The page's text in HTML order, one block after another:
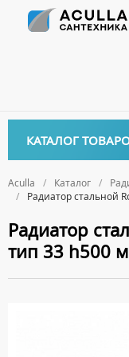
Aculla Каталог
Радиатор стальной
Радиатор
тип 33 h500
КАТАЛОГ
ДЕРЖАТЕЛИ
ДИСПЕНСЕРЫ
ДОЗАТОРЫ ДЛЯ
Биде
НАПОЛЬНЫЕ БИДЕ
ПОДВЕСНЫЕ БИДЕ
КРЫШКИ ДЛЯ
Ванны
АКРИЛОВЫЕ
Ванны